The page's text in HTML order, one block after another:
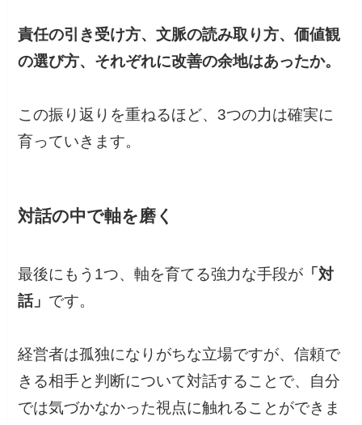
責任の引き受け方、文脈の読み取り方、価値観
の選び方、それぞれに改善の余地はあったか。
この振り返りを重ねるほど、3つの力は確実に
育っていきます。
対話の中で軸を磨く
最後にもう1つ、軸を育てる強力な手段が 「対
話」 です。
経営者は孤独になりがちな立場ですが、信頼で
きる相手と判断について対話することで、自分
では気づかなかった視点に触れることができま